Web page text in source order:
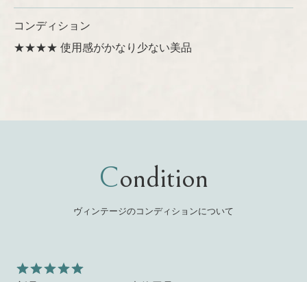
コンディション
★★★★ 使用感がかなり少ない美品
Condition
ヴィンテージのコンディションについて